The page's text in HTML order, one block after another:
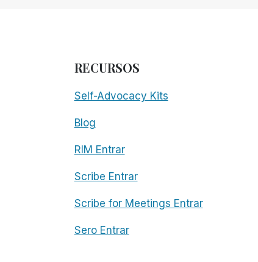
RECURSOS
Self-Advocacy Kits
Blog
RIM Entrar
Scribe Entrar
Scribe for Meetings Entrar
Sero Entrar